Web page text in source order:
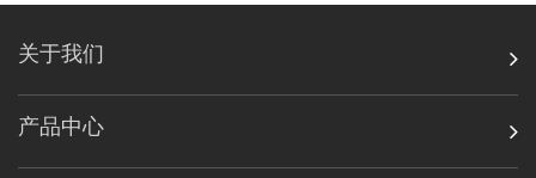
关于我们
产品中心